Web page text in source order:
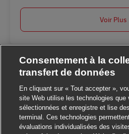
Voir Plus
Consentement à la
transfert de données
En cliquant sur « Tout accepter »,
site Web utilise les technologies que
sélectionnées et enregistre et lise
terminal. Ces technologies
évaluations individualisées des
Salut ! Ce poste vous intéresse ?